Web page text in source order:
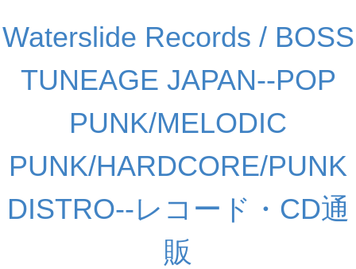
Waterslide Records / BOSS
TUNEAGE JAPAN--POP
PUNK/MELODIC
PUNK/HARDCORE/PUNK
DISTRO--レコード・CD通
販